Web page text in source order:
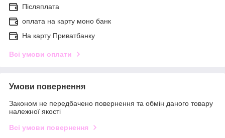
Післяплата
оплата на карту моно банк
На карту Приватбанку
Всі умови оплати
Умови повернення
Законом не передбачено повернення та обмін даного товару
належної якості
Всі умови повернення